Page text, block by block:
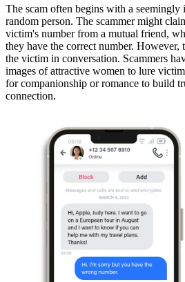
The scam often begins with a seemingly
random person. The scammer might
victim's number from a mutual friend,
they have the correct number. However,
the victim in conversation. Scammers
images of attractive women to lure
for companionship or romance to build
connection.